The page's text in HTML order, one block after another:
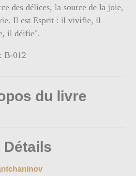
des délices, la source de la joie,
Il est Esprit : il vivifie, il
il déifie".
B-012
du livre
Détails